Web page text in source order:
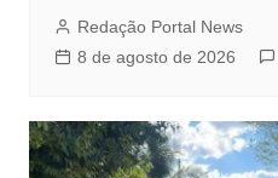
Redação Portal News
8 de agosto de 2026